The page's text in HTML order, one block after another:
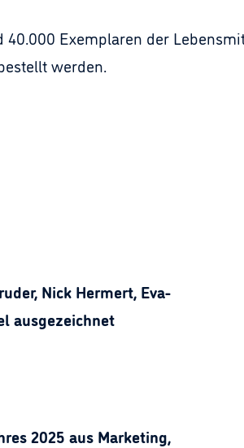
Exemplaren der
werden.
Nick Hermert, Eva-
ausgezeichnet
2025 aus Marketing,